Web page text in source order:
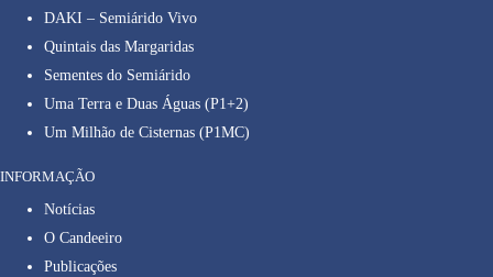
DAKI – Semiárido Vivo
Quintais das Margaridas
Sementes do Semiárido
Uma Terra e Duas Águas (P1+2)
Um Milhão de Cisternas (P1MC)
INFORMAÇÃO
Notícias
O Candeeiro
Publicações